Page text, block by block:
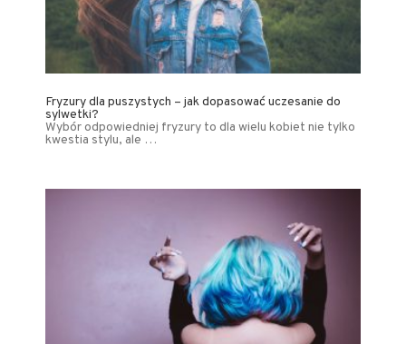
Fryzury dla puszystych – jak dopasować uczesanie do
sylwetki?
Wybór odpowiedniej fryzury to dla wielu kobiet nie tylko
kwestia stylu, ale …